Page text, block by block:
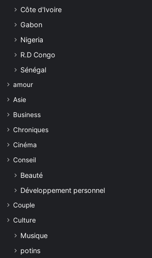
Côte d'Ivoire
Gabon
Nigeria
R.D Congo
Sénégal
amour
Asie
Business
Chroniques
Cinéma
Conseil
Beauté
Développement personnel
Couple
Culture
Musique
potins